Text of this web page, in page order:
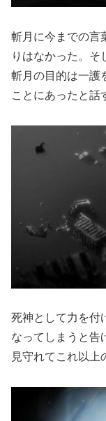
斬月に今までの言
りはなかった。そ
斬月の目的は一護
ことにあったと話
死神として力を付
なってしまうと告
見守れてこれ以上